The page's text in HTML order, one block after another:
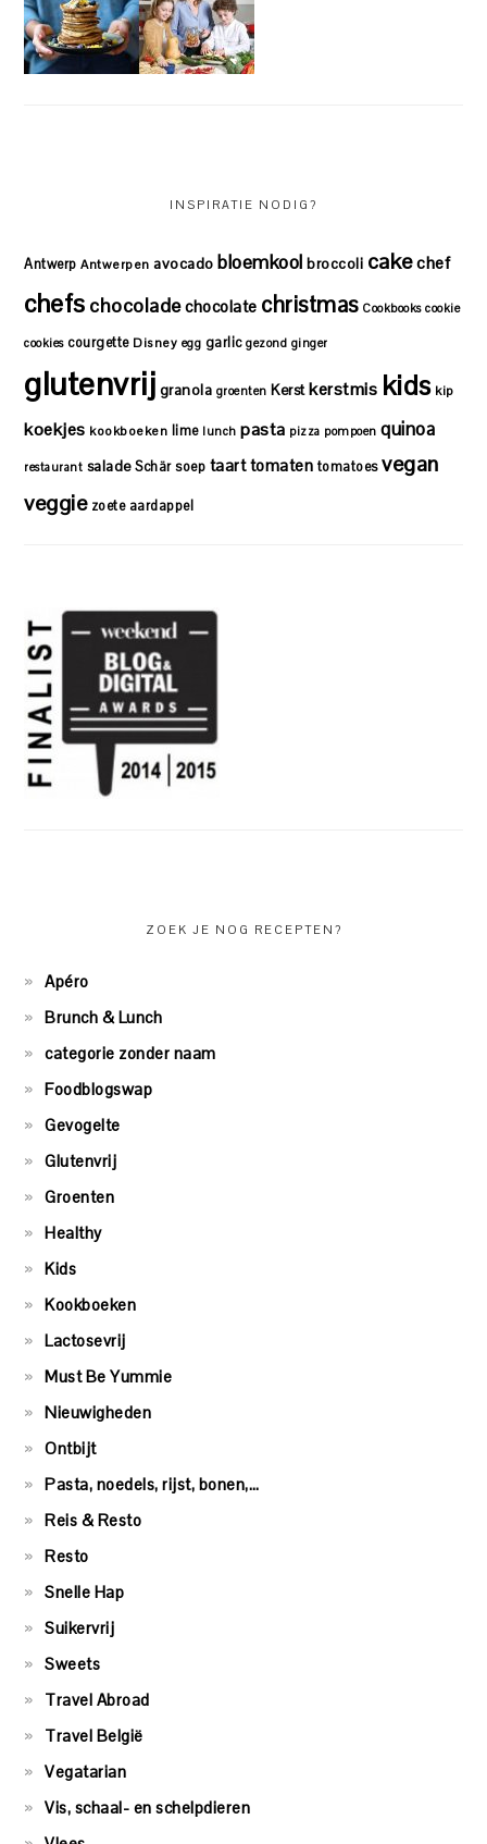
INSPIRATIE NODIG?
Antwerp Antwerpen avocado bloemkool broccoli cakechef
chefs chocoladechocolate christmas Cookbooks cookie
cookies courgette Disney egg garlic gezond ginger
glutenvrij granola groenten Kerst kerstmis kids kip
koekjes kookboeken lime lunch pasta pizza pompoen quinoa
restaurant salade Schär soep taarttomaten tomatoes vegan
veggie zoete aardappel
ZOEK JE NOG RECEPTEN?
Apéro
Brunch & Lunch
categorie zonder naam
Foodblogswap
Gevogelte
Glutenvrij
Groenten
Healthy
Kids
Kookboeken
Lactosevrij
Must Be Yummie
Nieuwigheden
Ontbijt
Pasta, noedels, rijst, bonen,…
Reis & Resto
Resto
Snelle Hap
Suikervrij
Sweets
Travel Abroad
Travel België
Vegatarian
Vis, schaal- en schelpdieren